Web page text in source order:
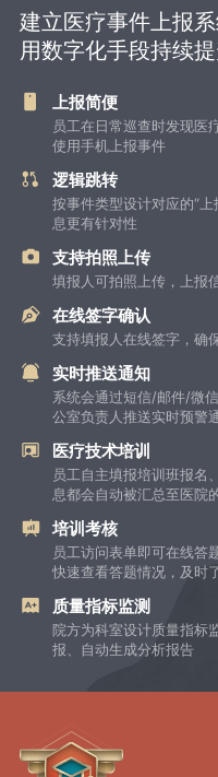
建立医疗事件上报
用数字化手段持续
上报简便
员工在日常巡查时发现医
使用手机上报事件
逻辑跳转
按事件类型设计对应的“
息更有针对性
支持拍照上传
填报人可拍照上传，上报
在线签字确认
支持填报人在线签字，确
实时推送通知
系统会通过短信/邮件/微
公室负责人推送实时预警
医疗技术培训
员工自主填报培训班报名
息都会自动被汇总至医院
培训考核
员工访问表单即可在线答
快速查看答题情况，及时
质量指标监测
院方为科室设计质量指标
报、自动生成分析报告